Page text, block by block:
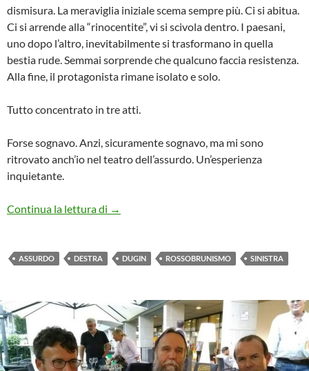
dismisura. La meraviglia iniziale scema sempre più. Ci si abitua.
Ci si arrende alla “rinocentite”, vi si scivola dentro. I paesani,
uno dopo l’altro, inevitabilmente si trasformano in quella
bestia rude. Semmai sorprende che qualcuno faccia resistenza.
Alla fine, il protagonista rimane isolato e solo.
Tutto concentrato in tre atti.
Forse sognavo. Anzi, sicuramente sognavo, ma mi sono
ritrovato anch’io nel teatro dell’assurdo. Un’esperienza
inquietante.
Continua la lettura di NOTTE DA INCUBI
→
ASSURDO DESTRA DUGIN ROSSOBRUNISMO SINISTRA